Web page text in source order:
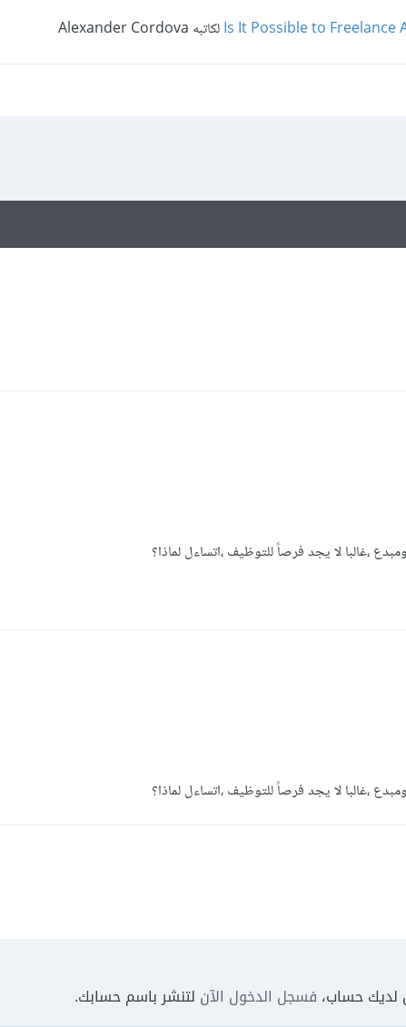
Is It Possible to Freelanceلكاتبه Alexander Cordova
لا يجد فرصاً للتوظيف ،اتساءل لماذا؟
لا يجد فرصاً للتوظيف ،اتساءل لماذا؟
لديك حساب، فسجل الدخول الآن لتنشر باسم حسابك.